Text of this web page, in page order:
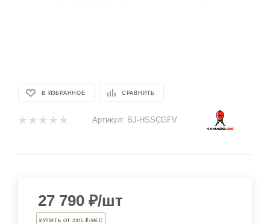
В ИЗБРАННОЕ СРАВНИТЬ
Артикул: BJ-HSSCGFV
27 790 ₽/шт
КУПИТЬ ОТ 2315 ₽/МЕС